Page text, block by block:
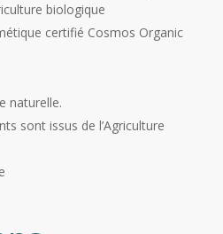
biologique
certifié Cosmos Organic
naturelle.
sont issus de l’Agriculture